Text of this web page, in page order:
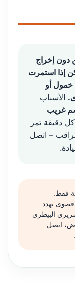
دون إخراج
إذا استمرت
خمول أو
الأسباب
غريب
دقيقة تمر
– اتصل
فقط.
قصوى تهدد
البيطري
اتصل